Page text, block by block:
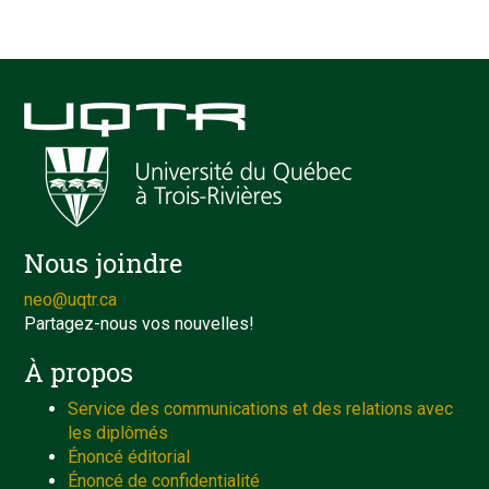
Nous joindre
neo@uqtr.ca
Partagez-nous vos nouvelles!
À propos
Service des communications et des relations avec
les diplômés
Énoncé éditorial
Énoncé de confidentialité